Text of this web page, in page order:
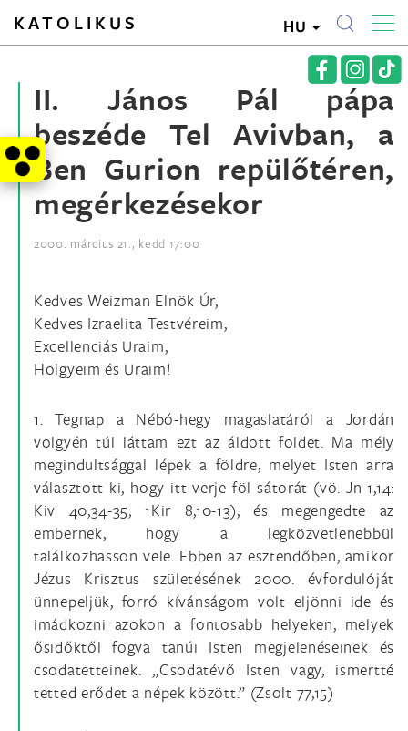
KATOLIKUS HU
II. János Pál pápa
beszéde Tel Avivban, a
Ben Gurion repülőtéren,
megérkezésekor
2000. március 21., kedd 17:00
Kedves Weizman Elnök Úr,
Kedves Izraelita Testvéreim,
Excellenciás Uraim,
Hölgyeim és Uraim!
1. Tegnap a Nébó-hegy magaslatáról a Jordán
völgyén túl láttam ezt az áldott földet. Ma mély
megindultsággal lépek a földre, melyet Isten arra
választott ki, hogy itt verje föl sátorát (vö. Jn 1,14:
Kiv 40,34-35; 1Kir 8,10-13), és megengedte az
embernek, hogy a legközvetlenebbül
találkozhasson vele. Ebben az esztendőben, amikor
Jézus Krisztus születésének 2000. évfordulóját
ünnepeljük, forró kívánságom volt eljönni ide és
imádkozni azokon a fontosabb helyeken, melyek
ősidőktől fogva tanúi Isten megjelenéseinek és
csodatetteinek. „Csodatévő Isten vagy, ismertté
tetted erődet a népek között.” (Zsolt 77,15)